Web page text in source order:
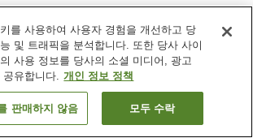
일본식 레스토랑
대욕장
객실 보기
를 사용하여 사용자 경험을 개선하고 당
및 트래픽을 분석합니다. 또한 당사 사이
사용 정보를 당사의 소셜 미디어, 광고
유합니다. 개인 정보 정책
판매하지 않음 모두 수락